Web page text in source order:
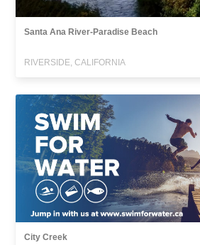
Santa Ana River-Paradise Beach
RIVERSIDE, CALIFORNIA
City Creek